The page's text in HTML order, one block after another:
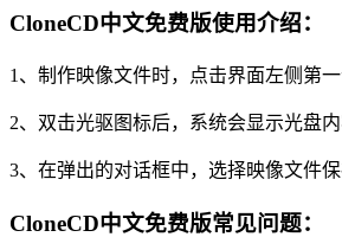
CloneCD中文免费版使用介绍：
1、制作映像文件时，点击界面左侧第
2、双击光驱图标后，系统会显示光盘
3、在弹出的对话框中，选择映像文件
CloneCD中文免费版常见问题：